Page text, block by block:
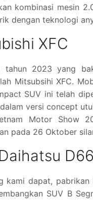
kombinasi mesin
dengan teknologi
XFC
tahun 2023 yang
Mitsubsihi XFC.
SUV ini telah
versi concept
Motor Show
pada 26 Oktober
kami dapat, pabrikan
SUV B